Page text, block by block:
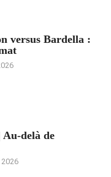
versus Bardella :
delà de